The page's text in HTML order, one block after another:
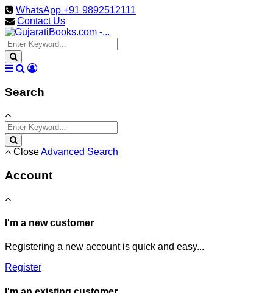
WhatsApp +91 9892512111
Contact Us
Search
CloseAdvanced Search
Account
I'm a new customer
Registering a new account is quick and easy...
Register